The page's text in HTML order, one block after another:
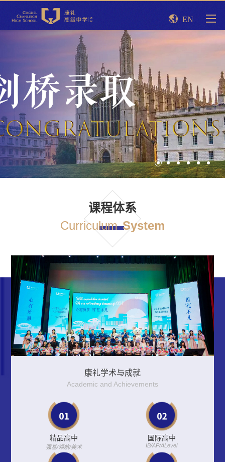
EN
课程体系
Curriculum System
康礼学术与成就
Academic and Achievements
精品高中
强基/领航/美术
国际高中
IB/AP/ALevel